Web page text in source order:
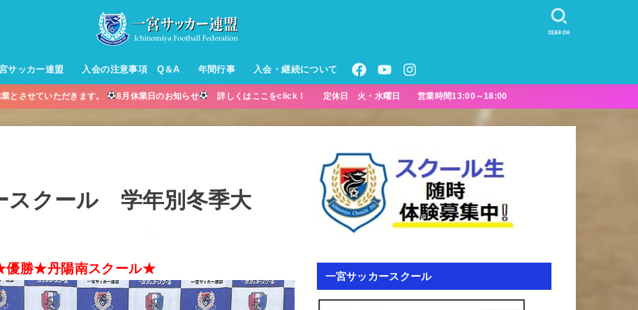
ル【小学生】
ー【小学生】
ル【中学生】
生男子】
ース【中学生
・年中・年
サッカー連盟 入会の注意事項 Q＆A 年間行事 入会・継続について
SEARCH
とさせていただきます。 8月休業日のお知らせ 詳しくはここをclick！ 定休日 火・水曜日 営業時間13:00～18:00
クール 学年別冬季大
勝★丹陽南スクール★
一宮サッカースクール